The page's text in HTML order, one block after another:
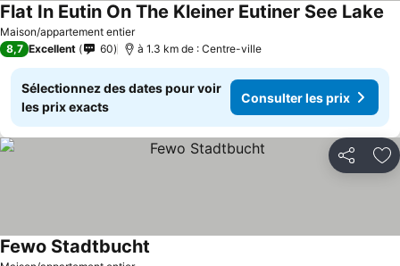
Maison/appartement entier
Flat In Eutin On The Kleiner Eutiner See Lake
8,7 Excellent 60 à 1.3 km de : Centre-ville
Sélectionnez des dates pour voir
les prix exacts
Consulter les prix
Partager
Fewo Stadtbucht